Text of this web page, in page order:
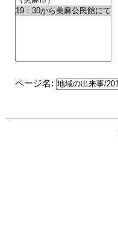
ページ名: